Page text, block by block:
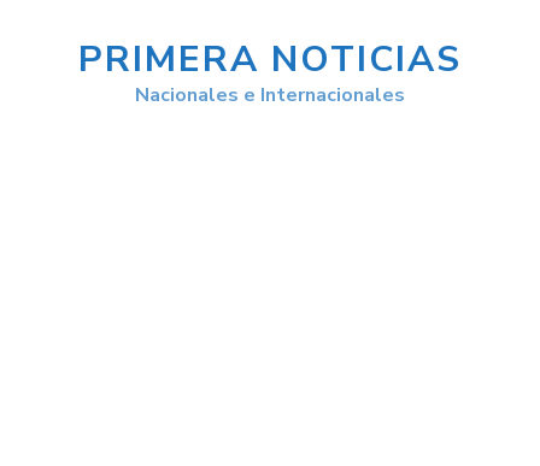
PRIMERA NOTICIAS
Nacionales e Internacionales